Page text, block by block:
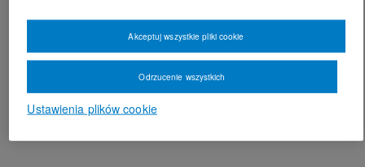
Ustawienia plików cookie
Odrzucenie wszystkich
Akceptuj wszystkie pliki cookie